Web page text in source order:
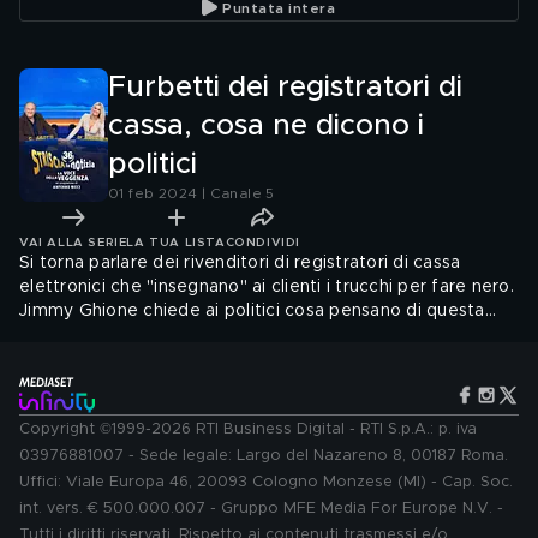
Puntata intera
Furbetti dei registratori di
cassa, cosa ne dicono i
politici
01 feb 2024 | Canale 5
VAI ALLA SERIE LA TUA LISTA CONDIVIDI
Si torna parlare dei rivenditori di registratori di cassa
elettronici che "insegnano" ai clienti i trucchi per fare nero.
Jimmy Ghione chiede ai politici cosa pensano di questa
Gerolamo Cangiano
Copyright ©1999-2026 RTI Business Digital - RTI S.p.A.: p. iva
03976881007 - Sede legale: Largo del Nazareno 8, 00187 Roma.
Uffici: Viale Europa 46, 20093 Cologno Monzese (MI) - Cap. Soc.
int. vers. € 500.000.007 - Gruppo MFE Media For Europe N.V. -